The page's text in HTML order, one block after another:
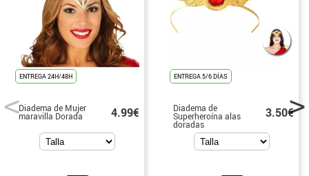
ENTREGA 24H/48H
Diadema de Mujer
maravilla Dorada 4.99€
ENTREGA 5/6 DÍAS
Diadema de
Superheroína alas
doradas
3.50€